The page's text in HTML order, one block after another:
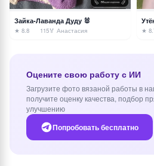
Зайка-Лаванда Дуду 🐰
★ 8.8 115🏅 Анастасия ★
Оцените свою работу с ИИ
Загрузите фото вязаной работы в
получите оценку качества, подбор
улучшению
Попробовать бесплатно